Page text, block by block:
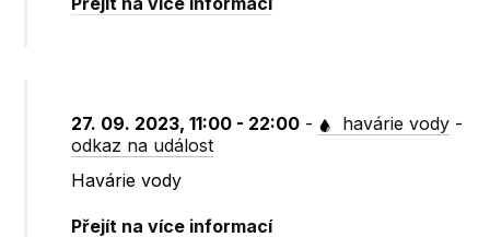
27. 09. 2023, 11:00 - 22:00 - havárie vody -
odkaz na událost
Havárie vody
Přejít na více informací